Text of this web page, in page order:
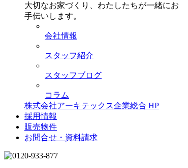
大切なお家づくり、わたしたちが一緒にお
手伝いします。
会社情報
スタッフ紹介
スタッフブログ
コラム
株式会社アーキテックス企業総合 HP
採用情報
販売物件
お問合せ・資料請求